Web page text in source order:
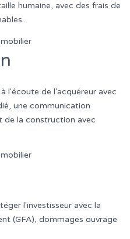
humaine, avec des frais de
l'écoute de l'acquéreur avec
une communication
de la construction avec
l'investisseur avec la
(GFA), dommages ouvrage